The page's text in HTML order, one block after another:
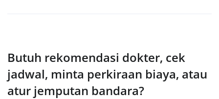
Butuh rekomendasi dokter, cek
jadwal, minta perkiraan biaya, atau
atur jemputan bandara?